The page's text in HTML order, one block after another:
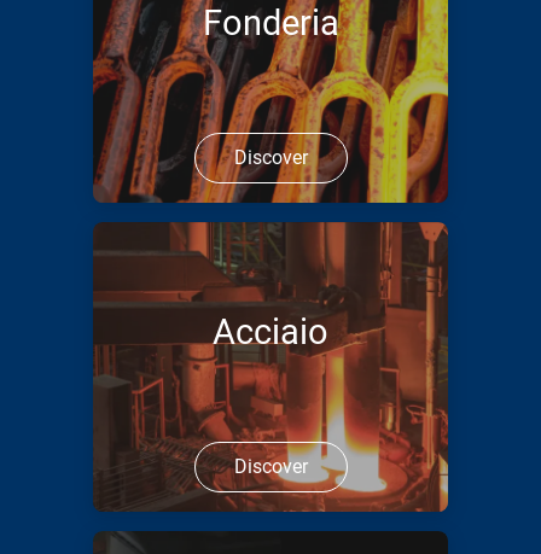
Fonderia
Discover
Acciaio
Discover